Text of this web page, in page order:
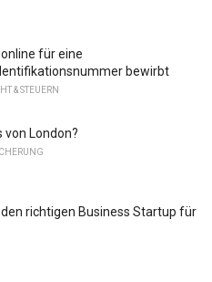
für eine
bewirbt
& STEUERN
von London?
richtigen Business Startup für